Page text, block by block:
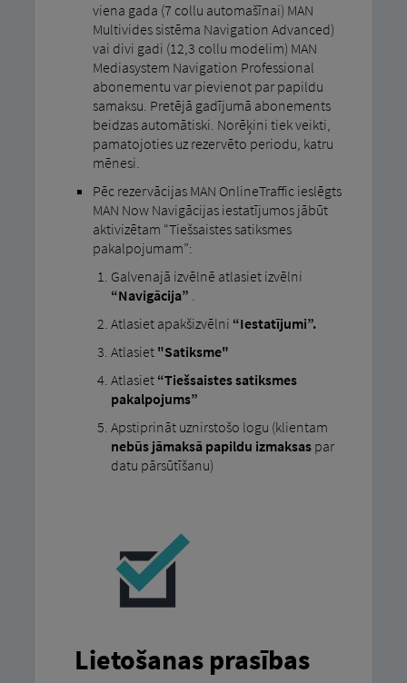
viena gada (7 collu automašīnai) MAN
Multivides sistēma Navigation Advanced)
vai divi gadi (12,3 collu modelim) MAN
Mediasystem Navigation Professional
abonementu var pievienot par papildu
samaksu. Pretējā gadījumā abonements
beidzas automātiski. Norēķini tiek veikti,
pamatojoties uz rezervēto periodu, katru
mēnesi.
Pēc rezervācijas MAN OnlineTraffic ieslēgts
MAN Now Navigācijas iestatījumos jābūt
aktivizētam “Tiešsaistes satiksmes
pakalpojumam”:
Galvenajā izvēlnē atlasiet izvēlni
“Navigācija” .
Atlasiet apakšizvēlni “Iestatījumi”.
Atlasiet "Satiksme"
Atlasiet “Tiešsaistes satiksmes
pakalpojums”
Apstiprināt uznirstošo logu (klientam
nebūs jāmaksā papildu izmaksas par
datu pārsūtīšanu)
Lietošanas prasības